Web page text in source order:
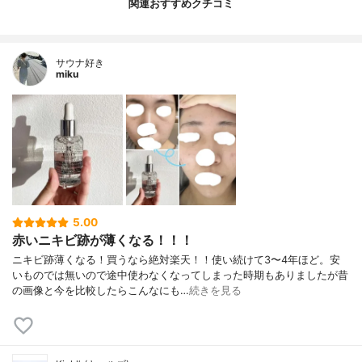
関連おすすめクチコミ
サウナ好き
miku
5.00
赤いニキビ跡が薄くなる！！！
ニキビ跡薄くなる！買うなら絶対楽天！！使い続けて3〜4年ほど。安
いものでは無いので途中使わなくなってしまった時期もありましたが昔
の画像と今を比較したらこんなにも…続きを見る